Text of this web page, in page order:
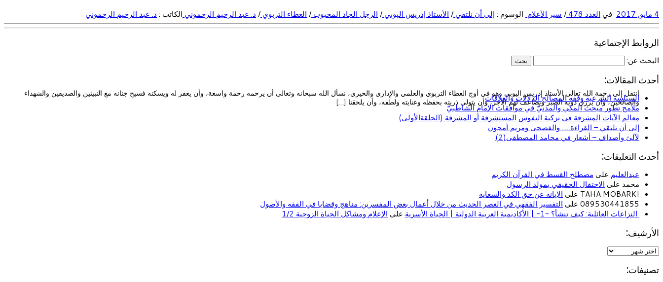
انتقل إلى رحمة الله تعالى الأستاذ إدريس اليوبي وهو في أوج العطاء التربوي والعلمي والإداري والخيري، نسأل الله سبحانه وتعالى أن يرحمه رحمة واسعة، وأن يغفر له ويسكنه فسيح جنانه مع النبيئين والصديقين والشهداء
والصالحين، وأن يرزق ذويه الصبر ويضاعف لهم الأجر، وأن يتولى ذريته بحفظه وعنايته ولطفه، وأن يلحقنا […]
4 مايو, 2017 في العدد 478 / سير الأعلام الوسوم : إلى أن نلتقي / الأستاذ إدريس اليوبي / الرجل الجاد المحبوب / العطاء التربوي / د. عبد الرحيم الرحموني الكاتب : د. عبد الرحيم الرحموني
الروابط الإجتماعية
البحث عن:
أحدث المقالات:
السياسة الشرعية وفقه المصالح الدلالات والعلاقات
ملامح تطور مبحث المكي والمدنيّ في موافقات الإمام الشاطبيّ
معالم الآيات المشرقة في تزكية النفوس المستشرفة أو المشرفة (الحلقةالأولى)
إلى أن نلتقي – القراءة….. والفصحى ومريم أمجون
لآلئ وأصداف – أشعار في محامد المصطفى(2)
أحدث التعليقات:
عبدالعليم على مصطلح القسط في القرآن الكريم
محمد على الاحتفال الحقيقي بمولد الرسول
TAHA MOBARKI على
الإبانة عن حق الكد والسعاية
089530441855 على
التفسير الفقهي في العصر الحديث من خلال أعمال بعض المفسرين: مناهج وقضايا في الفقه والأصول
النزاعات العائلية: كيف تنشأ؟ -1- | الأكاديمية العربية الدولية | الحياة الأسرية
على الإعلام ومشاكل الحياة الزوجية 1/2
الأرشيف:
تصنيفات: